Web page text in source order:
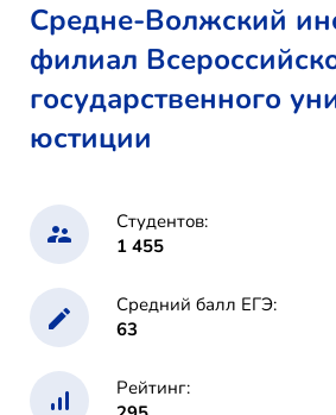
Средне-Волжский
филиал
государственного
юстиции
Студентов:
1 455
Средний балл ЕГЭ:
63
Рейтинг: